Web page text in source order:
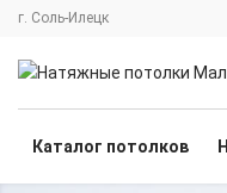
г. Соль-Илецк
Каталог потолков